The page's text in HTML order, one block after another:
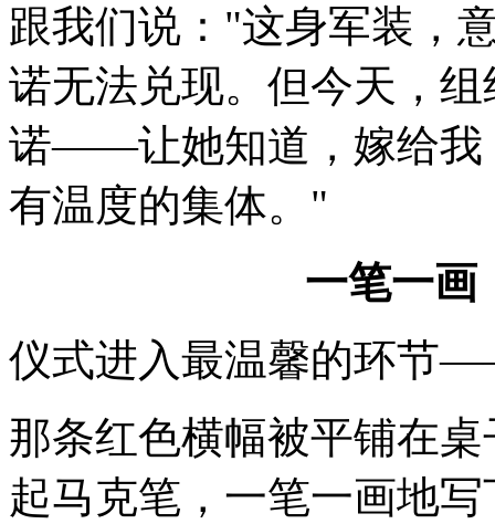
跟我们说："这身军装，
诺无法兑现。但今天，
诺——让她知道，嫁给我
有温度的集体。"
一笔一画
仪式进入最温馨的环节
那条红色横幅被平铺在
起马克笔，一笔一画地